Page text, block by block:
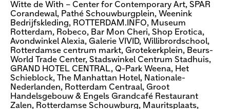
Witte de With – Center for Contemporary Art, SPAR
Corandewal, Pathé Schouwburgplein, Weenink
Bedrijfskleding, ROTTERDAM.INFO, Museum
Rotterdam, Robeco, Bar Mon Cheri, Shop Erotica,
Avondwinkel Alexia, Galerie VIVID, Willibrordschool,
Rotterdamse centrum markt, Grotekerkplein, Beurs-
World Trade Center, Stadswinkel Centrum Stadhuis,
GRAND HOTEL CENTRAL, Q-Park Weena, Het
Schieblock, The Manhattan Hotel, Nationale-
Nederlanden, Rotterdam Centraal, Groot
Handelsgebouw & Engels Grandcafé Restaurant
Zalen, Rotterdamse Schouwburg, Mauritsplaats,